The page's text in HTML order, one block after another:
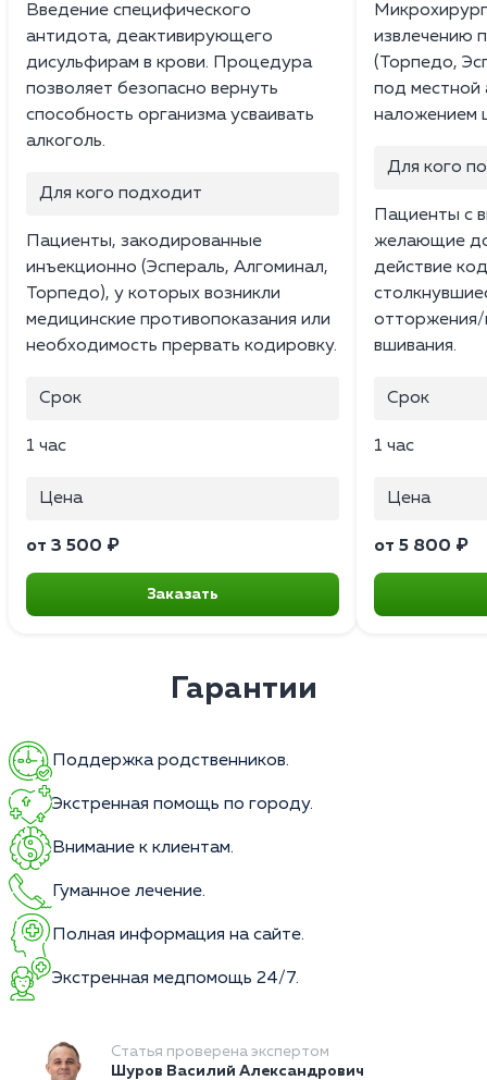
Введение специфического
антидота, деактивирующего
дисульфирам в крови. Процедура
позволяет безопасно вернуть
способность организма усваивать
алкоголь.
Для кого подходит
Пациенты, закодированные
инъекционно (Эспераль, Алгоминал,
Торпедо), у которых возникли
медицинские противопоказания или
необходимость прервать кодировку.
Срок
1 час
Цена
от 3 500 ₽
Заказать
извлечению
(Торпедо,
под местной
наложением
Для кого
Пациенты с
желающие
действие
отторжения/
вшивания.
Срок
1 час
Цена
от 5 800 ₽
Гарантии
Поддержка родственников.
Экстренная помощь по городу.
Внимание к клиентам.
Гуманное лечение.
Полная информация на сайте.
Экстренная медпомощь 24/7.
Статья проверена экспертом
Шуров Василий Александрович